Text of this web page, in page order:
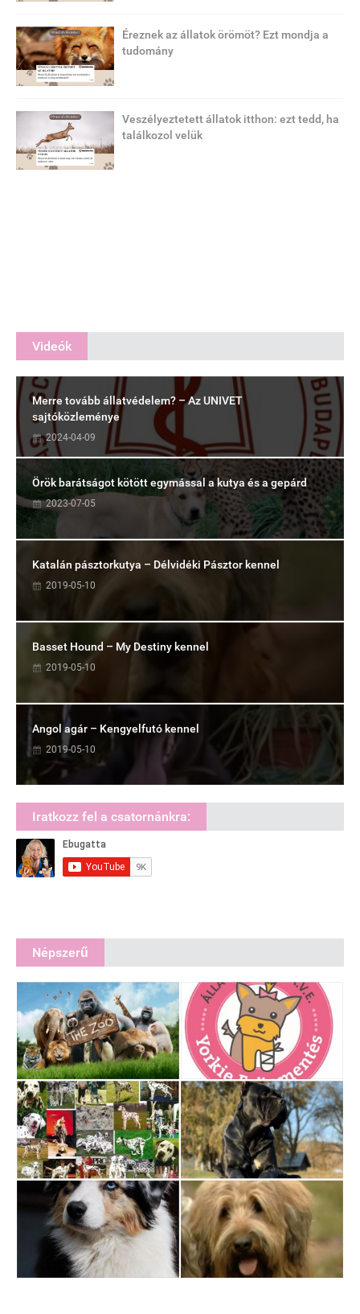
Éreznek az állatok örömöt? Ezt mondja a
tudomány
Veszélyeztetett állatok itthon: ezt tedd, ha
találkozol velük
Videók
Merre tovább állatvédelem? – Az UNIVET
sajtóközleménye
2024-04-09
Örök barátságot kötött egymással a kutya és a gepárd
2023-07-05
Katalán pásztorkutya – Délvidéki Pásztor kennel
2019-05-10
Basset Hound – My Destiny kennel
2019-05-10
Angol agár – Kengyelfutó kennel
2019-05-10
Iratkozz fel a csatornánkra:
Népszerű